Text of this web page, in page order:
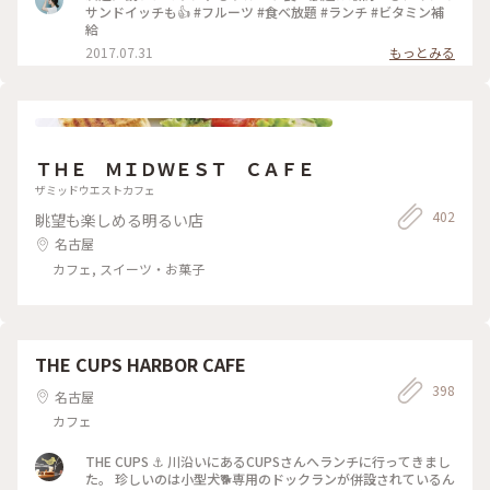
ランスとぶどうはとっても甘かったです💃 #サニーオーチャー
ド #栄 #矢場町 #フルーツ #ブッフェ #わたしの街 #カフェ #オ
サンドイッチも👍 #フルーツ #食べ放題 #ランチ #ビタミン補
給
2017.07.31
もっとみる
ＴＨＥ ＭＩＤＷＥＳＴ ＣＡＦＥ
ザミッドウエストカフェ
眺望も楽しめる明るい店
名古屋
カフェ, スイーツ・お菓子
402
THE CUPS HARBOR CAFE
名古屋
カフェ
398
THE CUPS ⚓️ 川沿いにあるCUPSさんへランチに行ってきまし
た。 珍しいのは小型犬🐕専用のドックランが併設されているん